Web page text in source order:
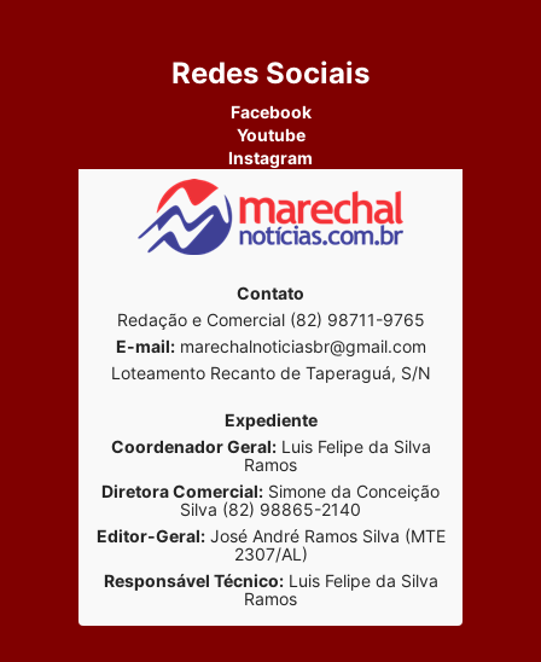
Redes Sociais
Facebook
Youtube
Instagram
Contato
Redação e Comercial (82) 98711-9765
E-mail:marechalnoticiasbr@gmail.com
Loteamento Recanto de Taperaguá, S/N
Expediente
Coordenador Geral:Luis Felipe da Silva
Ramos
Diretora Comercial: Simone da Conceição
Silva (82) 98865-2140
Editor-Geral:José André Ramos Silva (MTE
2307/AL)
Responsável Técnico:Luis Felipe da Silva
Ramos